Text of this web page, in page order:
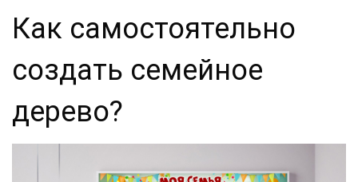
Как самостоятельно
создать семейное
дерево?